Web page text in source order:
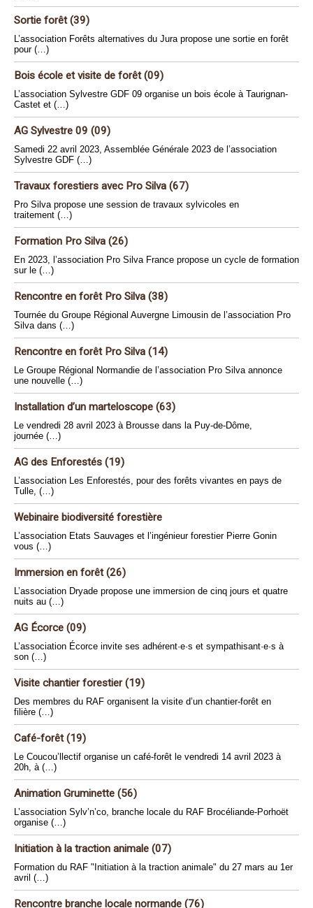
Sortie forêt (39)
L’association Forêts alternatives du Jura propose une sortie en forêt
pour (…)
Bois école et visite de forêt (09)
L’association Sylvestre GDF 09 organise un bois école à Taurignan-
Castet et (…)
AG Sylvestre 09 (09)
Samedi 22 avril 2023, Assemblée Générale 2023 de l’association
Sylvestre GDF (…)
Travaux forestiers avec Pro Silva (67)
Pro Silva propose une session de travaux sylvicoles en
traitement (…)
Formation Pro Silva (26)
En 2023, l’association Pro Silva France propose un cycle de formation
sur le (…)
Rencontre en forêt Pro Silva (38)
Tournée du Groupe Régional Auvergne Limousin de l’association Pro
Silva dans (…)
Rencontre en forêt Pro Silva (14)
Le Groupe Régional Normandie de l’association Pro Silva annonce
une nouvelle (…)
Installation d’un marteloscope (63)
Le vendredi 28 avril 2023 à Brousse dans la Puy-de-Dôme,
journée (…)
AG des Enforestés (19)
L’association Les Enforestés, pour des forêts vivantes en pays de
Tulle, (…)
Webinaire biodiversité forestière
L’association Etats Sauvages et l’ingénieur forestier Pierre Gonin
vous (…)
Immersion en forêt (26)
L’association Dryade propose une immersion de cinq jours et quatre
nuits au (…)
AG Écorce (09)
L’association Écorce invite ses adhérent·e·s et sympathisant·e·s à
son (…)
Visite chantier forestier (19)
Des membres du RAF organisent la visite d’un chantier-forêt en
filière (…)
Café-forêt (19)
Le Coucou’llectif organise un café-forêt le vendredi 14 avril 2023 à
20h, à (…)
Animation Gruminette (56)
L’association Sylv’n’co, branche locale du RAF Brocéliande-Porhoët
organise (…)
Initiation à la traction animale (07)
Formation du RAF "Initiation à la traction animale" du 27 mars au 1er
avril (…)
Rencontre branche locale normande (76)